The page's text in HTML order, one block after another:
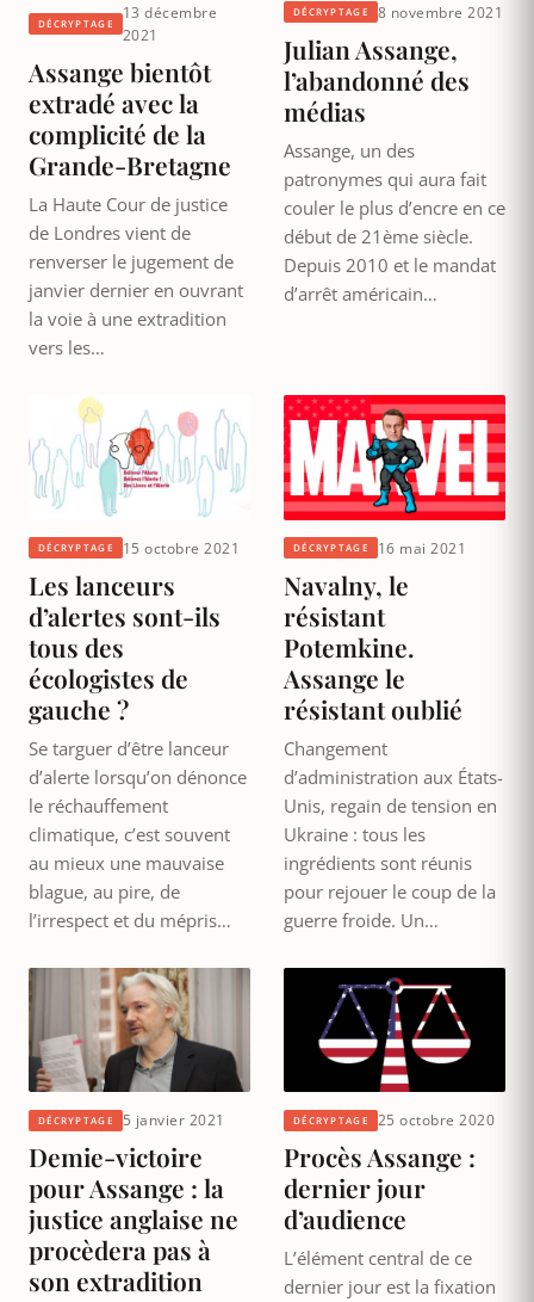
DÉCRYPTAGE
13 décembre
2021
Assange bientôt
extradé avec la
complicité de la
Grande-Bretagne
La Haute Cour de justice
de Londres vient de
renverser le jugement de
janvier dernier en ouvrant
la voie à une extradition
vers les…
DÉCRYPTAGE 8 novembre 2021
Julian Assange,
l’abandonné des
médias
Assange, un des
patronymes qui aura fait
couler le plus d’encre en ce
début de 21ème siècle.
Depuis 2010 et le mandat
d’arrêt américain…
DÉCRYPTAGE 15 octobre 2021
Les lanceurs
d’alertes sont-ils
tous des
écologistes de
gauche ?
Se targuer d’être lanceur
d’alerte lorsqu’on dénonce
le réchauffement
climatique, c’est souvent
au mieux une mauvaise
blague, au pire, de
l’irrespect et du mépris…
DÉCRYPTAGE 16 mai 2021
Navalny, le
résistant
Potemkine.
Assange le
résistant oublié
Changement
d’administration aux États-
Unis, regain de tension en
Ukraine : tous les
ingrédients sont réunis
pour rejouer le coup de la
guerre froide. Un…
DÉCRYPTAGE 5 janvier 2021
Demie-victoire
pour Assange : la
justice anglaise ne
procèdera pas à
son extradition
DÉCRYPTAGE 25 octobre 2020
Procès Assange :
dernier jour
d’audience
L’élément central de ce
dernier jour est la fixation